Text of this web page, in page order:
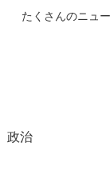
たくさんのニュ
政治